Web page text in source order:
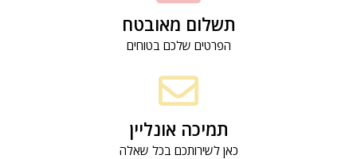
תשלום מאובטח
הפרטים שלכם בטוחים
תמיכה אונליין
כאן לשירותכם בכל שאלה